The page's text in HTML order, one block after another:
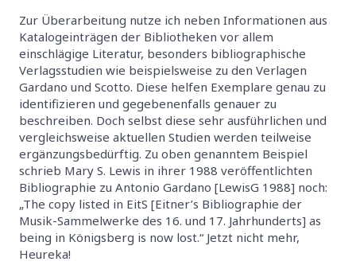
Zur Überarbeitung nutze ich neben Informationen aus
Katalogeinträgen der Bibliotheken vor allem
einschlägige Literatur, besonders bibliographische
Verlagsstudien wie beispielsweise zu den Verlagen
Gardano und Scotto. Diese helfen Exemplare genau zu
identifizieren und gegebenenfalls genauer zu
beschreiben. Doch selbst diese sehr ausführlichen und
vergleichsweise aktuellen Studien werden teilweise
ergänzungsbedürftig. Zu oben genanntem Beispiel
schrieb Mary S. Lewis in ihrer 1988 veröffentlichten
Bibliographie zu Antonio Gardano [LewisG 1988] noch:
„The copy listed in EitS [Eitner’s Bibliographie der
Musik-Sammelwerke des 16. und 17. Jahrhunderts] as
being in Königsberg is now lost.“ Jetzt nicht mehr,
Heureka!